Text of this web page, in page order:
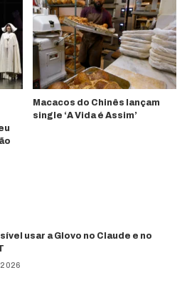
Macacos do Chinês lançam
single ‘A Vida é Assim’
usar a Glovo no Claude e no